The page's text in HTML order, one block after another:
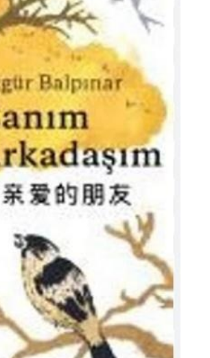
Rize
Sakarya
Samsun
Siirt
Sivas
Tekirdağ
Tokat
Trabzon
Tunceli
Şanlıurfa
Uşak
Van